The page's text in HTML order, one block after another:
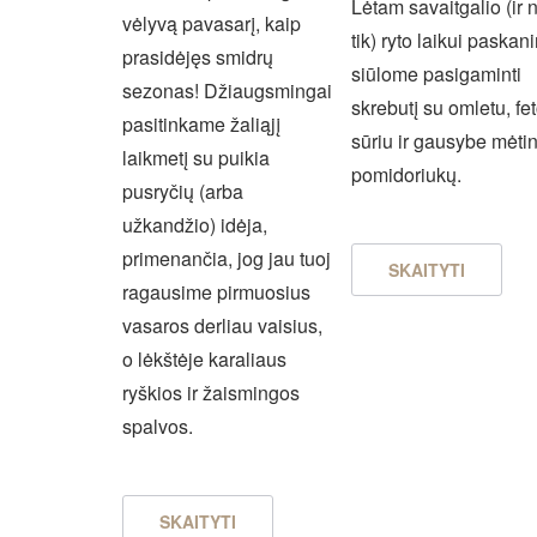
vėlyvą pavasarį, kaip
prasidėjęs smidrų
sezonas! Džiaugsmingai
pasitinkame žaliąjį
laikmetį su puikia
pusryčių (arba
užkandžio) idėja,
primenančia, jog jau tuoj
ragausime pirmuosius
vasaros derliau vaisius,
o lėkštėje karaliaus
ryškios ir žaismingos
spalvos.
SKAITYTI
Lėtam savaitgalio (ir
tik) ryto laikui
siūlome pasigaminti
skrebutį su omletu,
sūriu ir gausybe
pomidoriukų.
SKAITYTI